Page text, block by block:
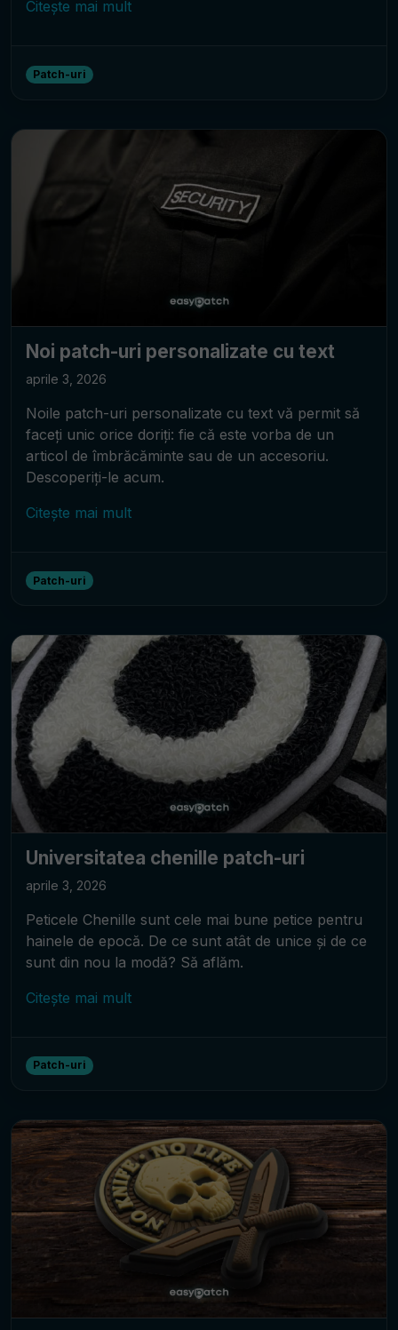
Citește mai mult
Patch-uri
Noi patch-uri personalizate cu text
aprile 3, 2026
Noile patch-uri personalizate cu text vă permit să
faceți unic orice doriți: fie că este vorba de un
articol de îmbrăcăminte sau de un accesoriu.
Descoperiți-le acum.
Citește mai mult
Patch-uri
Universitatea chenille patch-uri
aprile 3, 2026
Peticele Chenille sunt cele mai bune petice pentru
hainele de epocă. De ce sunt atât de unice și de ce
sunt din nou la modă? Să aflăm.
Citește mai mult
Patch-uri